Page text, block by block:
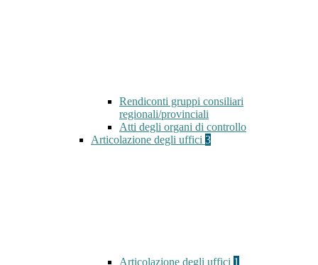
Rendiconti gruppi consiliari
regionali/provinciali
Atti degli organi di controllo
Articolazione degli uffici 3
Articolazione degli uffici 1